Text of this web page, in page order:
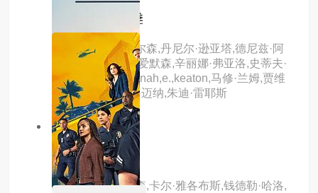
潜能探案组第二季
主演：凯特琳·奥尔森,丹尼尔·逊亚塔,德尼兹·阿
克代尼兹,杰奎琳·爱默森,辛丽娜·弗亚洛,史蒂夫·
豪威,阿米拉·j,hannah,e.,keaton,马修·兰姆,贾维
西亚·莱斯利,凯特·迈纳,朱迪·雷耶斯
6.0分 更新至04集
野兽游戏第二季
主演：吉米·唐纳森,卡尔·雅各布斯,钱德勒·哈洛,